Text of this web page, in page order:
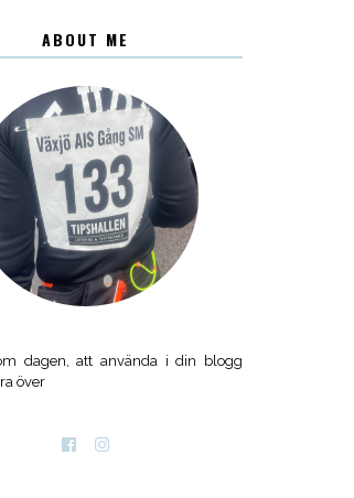
ABOUT ME
dagen, att använda i din blogg
över